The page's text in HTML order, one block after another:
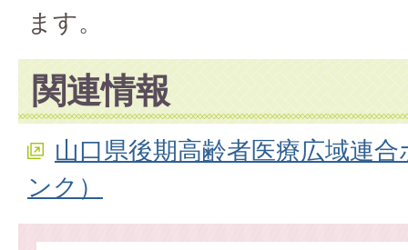
ます。
関連情報
山口県後期高齢者医療広域連
ンク）